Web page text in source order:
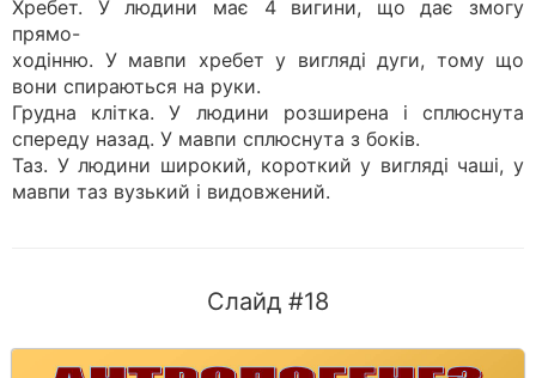
Хребет. У людини має 4 вигини, що дає змогу
прямо-
ходінню. У мавпи хребет у вигляді дуги, тому що
вони спираються на руки.
Грудна клітка. У людини розширена і сплюснута
спереду назад. У мавпи сплюснута з боків.
Таз. У людини широкий, короткий у вигляді чаші, у
мавпи таз вузький і видовжений.
Слайд #18